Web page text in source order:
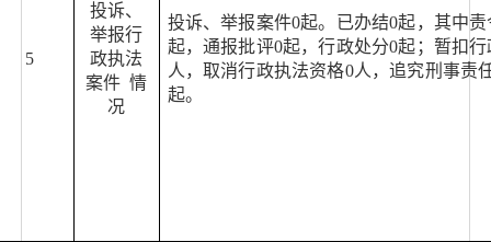
5
投诉、
举报行
政执法
案件 情
况
投诉、举报案件0起。已办结0起，其中
起，通报批评0起，行政处分0起；暂扣
人，取消行政执法资格0人，追究刑事责
起。